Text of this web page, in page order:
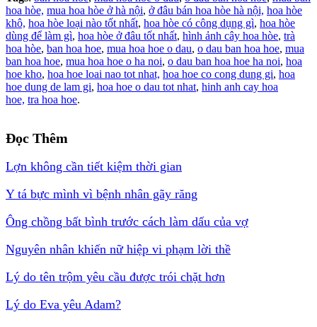
hoa hòe, mua hoa hòe ở hà nội, ở đâu bán hoa hòe hà nội, hoa hòe
khô, hoa hòe loại nào tốt nhất, hoa hòe có công dụng gì, hoa hòe
dùng để làm gì, hoa hòe ở đâu tốt nhất, hình ảnh cây hoa hòe, trà
hoa hòe, ban hoa hoe, mua hoa hoe o dau, o dau ban hoa hoe, mua
ban hoa hoe, mua hoa hoe o ha noi, o dau ban hoa hoe ha noi, hoa
hoe kho, hoa hoe loai nao tot nhat, hoa hoe co cong dung gi, hoa
hoe dung de lam gi, hoa hoe o dau tot nhat, hinh anh cay hoa
hoe, tra hoa hoe.
Đọc Thêm
Lợn không cần tiết kiệm thời gian
Y tá bực mình vì bệnh nhân gãy răng
Ông chồng bất bình trước cách làm dấu của vợ
Nguyên nhân khiến nữ hiệp vi phạm lời thề
Lý do tên trộm yêu cầu được trói chặt hơn
Lý do Eva yêu Adam?